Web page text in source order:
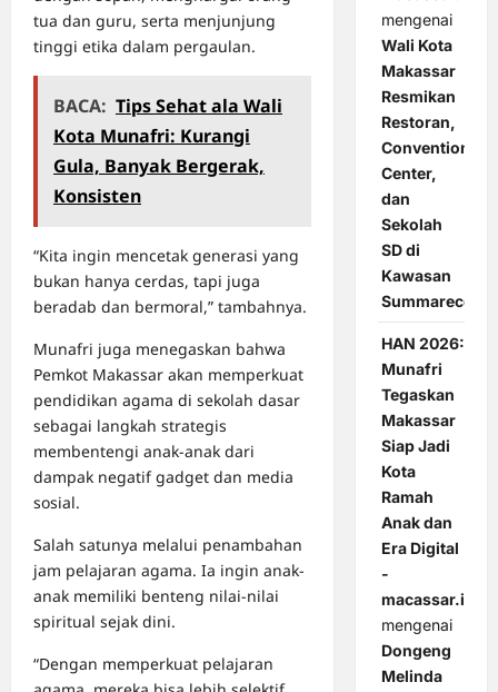
tua dan guru, serta menjunjung
tinggi etika dalam pergaulan.
BACA: Tips Sehat ala Wali
Kota Munafri: Kurangi
Gula, Banyak Bergerak,
Konsisten
“Kita ingin mencetak generasi yang
bukan hanya cerdas, tapi juga
beradab dan bermoral,” tambahnya.
Munafri juga menegaskan bahwa
Pemkot Makassar akan memperkuat
pendidikan agama di sekolah dasar
sebagai langkah strategis
membentengi anak-anak dari
dampak negatif gadget dan media
sosial.
Salah satunya melalui penambahan
jam pelajaran agama. Ia ingin anak-
anak memiliki benteng nilai-nilai
spiritual sejak dini.
“Dengan memperkuat pelajaran
mengenai
Wali Kota
Makassar
Resmikan
Restoran,
Convention
Center,
dan
Sekolah
SD di
Kawasan
Summarecon
HAN 2026:
Munafri
Tegaskan
Makassar
Siap Jadi
Kota
Ramah
Anak dan
Era Digital
-
macassar.id
mengenai
Dongeng
Melinda